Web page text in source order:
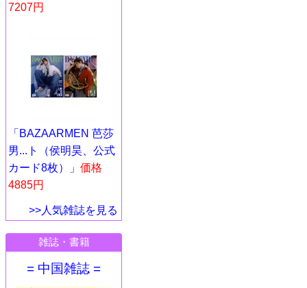
7207円
「BAZAARMEN 芭莎
男...ト（侯明昊、公式
カード8枚）」 価格
4885円
>>人気雑誌を見る
雑誌・書籍
= 中国雑誌 =